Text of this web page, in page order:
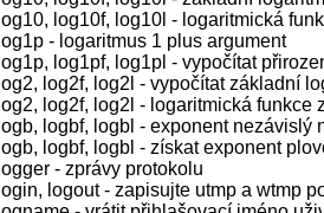
log10, log10f, log10l - logaritmická
log1p - logaritmus 1 plus argument
log1p, log1pf, log1pl - vypočítat
log2, log2f, log2l - vypočítat základní
log2, log2f, log2l - logaritmická funkce
logb, logbf, logbl - exponent nezávislý
logb, logbf, logbl - získat exponent
logger - zprávy protokolu
login, logout - zapisujte utmp a wtmp